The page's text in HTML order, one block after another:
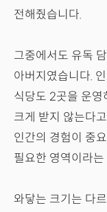
전해줬습니다.
그중에서도 유독
아버지였습니다.
식당도 2곳을 운영
크게 받지 않는다
인간의 경험이 중
필요한 영역이라는
와닿는 크기는 다